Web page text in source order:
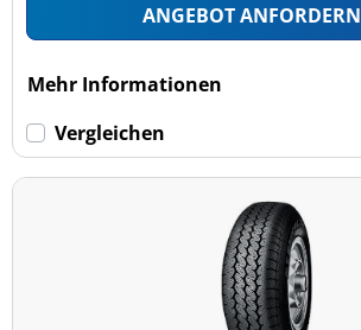
ANGEBOT ANFORDERN
Mehr Informationen
Vergleichen